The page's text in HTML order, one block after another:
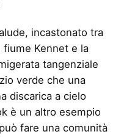
incastonato tra
fiume Kennet e la
tangenziale
verde che una
discarica a cielo
è un altro esempio
fare una comunità